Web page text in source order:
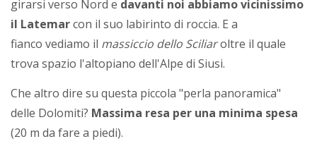
girarsi verso Nord e davanti noi abbiamo vicinissimo
il Latemarcon il suo labirinto di roccia. E a
fianco vediamo il massiccio dello Sciliaroltre il quale
trova spazio l'altopiano dell'Alpe di Siusi.
Che altro dire su questa piccola "perla panoramica"
delle Dolomiti? Massima resa per una minima spesa
(20 m da fare a piedi).